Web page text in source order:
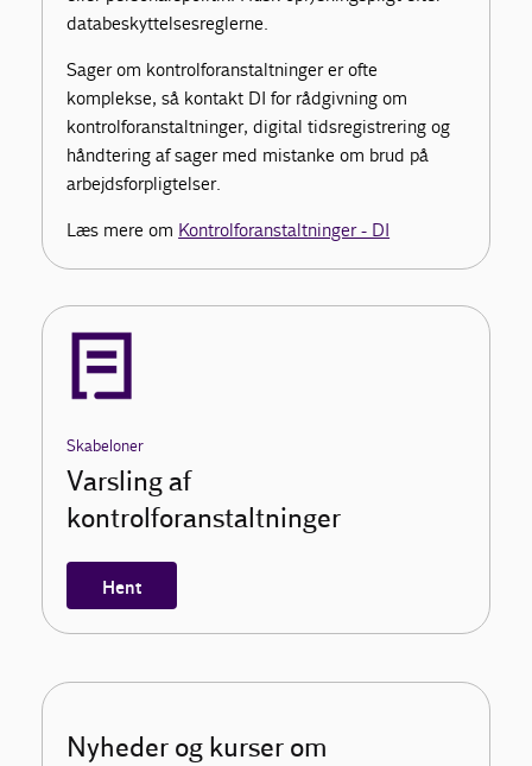
databeskyttelsesreglerne.
Sager om kontrolforanstaltninger er ofte
komplekse, så kontakt DI for rådgivning om
kontrolforanstaltninger, digital tidsregistrering og
håndtering af sager med mistanke om brud på
arbejdsforpligtelser.
Læs mere om Kontrolforanstaltninger - DI
Skabeloner
Varsling af
kontrolforanstaltninger
Hent
Nyheder og kurser om